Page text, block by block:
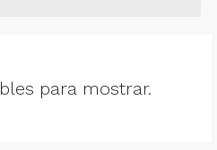
para mostrar.